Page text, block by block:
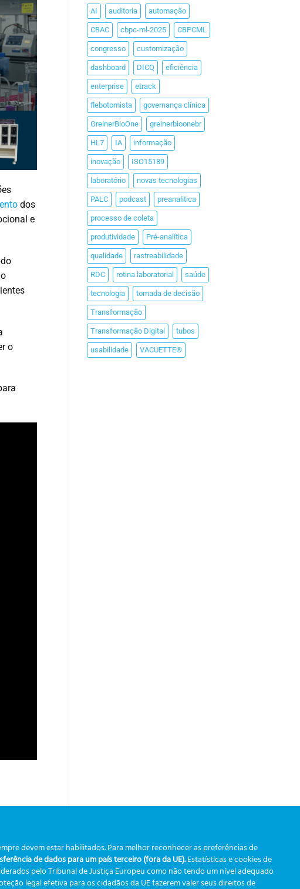
dos
e
o
AI auditoria automação
CBAC cbpc-ml-2025 CBPCML
congresso customização
dashboard DICQ eficiência
enterprise etrack
flebotomista governança clínica
GreinerBioOne greinerbioonebr
HL7 IA informação
inovação ISO15189
laboratório novas tecnologias
PALC podcast preanalitica
processo de coleta
produtividade Pré-analítica
qualidade rastreabilidade
RDC rotina laboratorial saúde
tecnologia tomada de decisão
Transformação
Transformação Digital tubos
usabilidade VACUETTE®
devem estar habilitados. Para melhor reconhecer as preferências de
de dados para um país terceiro (fora da UE).Estatísticas e cookies de
pelo Tribunal de Justiça Europeu como não tendo um nível adequado
legal efetiva para os cidadãos da UE fazerem valer seus direitos de